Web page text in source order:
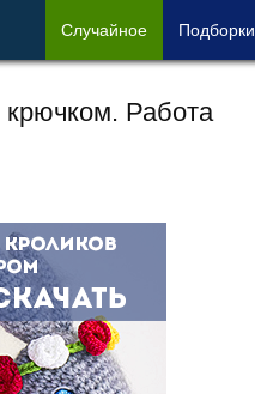
Работа
Случайное Подборки